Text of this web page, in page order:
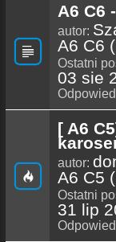
A6 C6
autor:
A6 C6
Ostatni
03 sie
[ A6
autor:
A6 C5
Ostatni
31 lip